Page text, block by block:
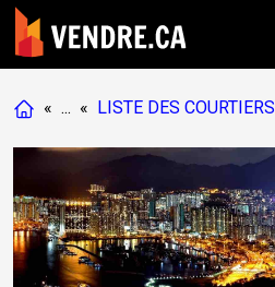
« ... « LISTE DES COURTIERS